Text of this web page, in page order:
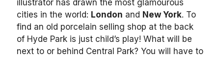
illustrator has drawn the most glamourous
cities in the world: London and New York. To
find an old porcelain selling shop at the back
of Hyde Park is just child’s play! What will be
next to or behind Central Park? You will have to